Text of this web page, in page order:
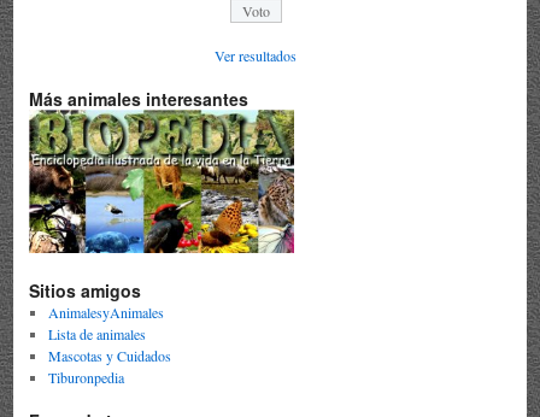
Ver resultados
Más animales interesantes
Sitios amigos
AnimalesyAnimales
Lista de animales
Mascotas y Cuidados
Tiburonpedia